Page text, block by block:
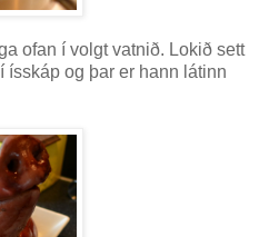
ofan í volgt vatnið. Lokið sett
ísskáp og þar er hann látinn